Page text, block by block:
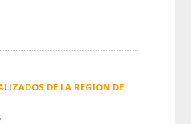
DE LA REGION DE